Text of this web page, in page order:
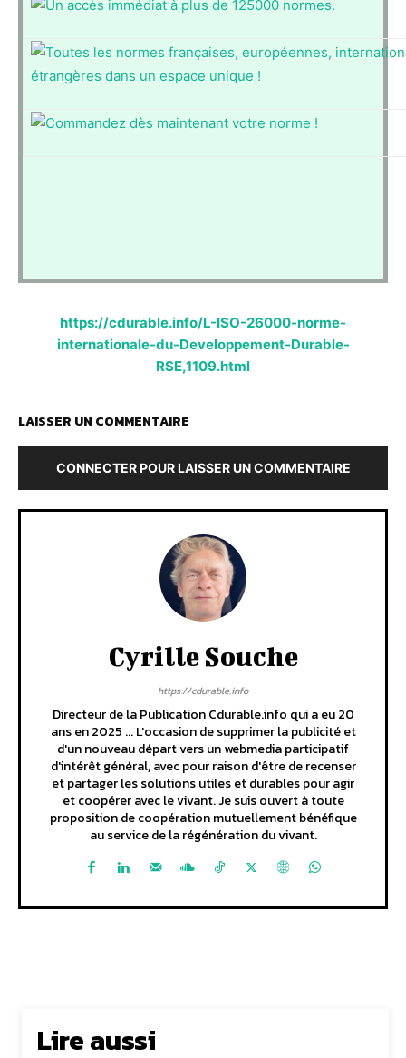
https://cdurable.info/L-ISO-26000-norme-
internationale-du-Developpement-Durable-
RSE,1109.html
LAISSER UN COMMENTAIRE
CONNECTER POUR LAISSER UN COMMENTAIRE
Cyrille Souche
https://cdurable.info
Directeur de la Publication Cdurable.info qui a eu 20
ans en 2025 ... L'occasion de supprimer la publicité et
d'un nouveau départ vers un webmedia participatif
d'intérêt général, avec pour raison d'être de recenser
et partager les solutions utiles et durables pour agir
et coopérer avec le vivant. Je suis ouvert à toute
proposition de coopération mutuellement bénéfique
au service de la régénération du vivant.
Lire aussi